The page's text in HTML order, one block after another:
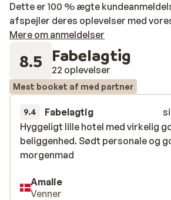
Dette er 100 % ægte
afspejler deres oplevelser med
Mere om anmeldelser
8.5 Fabelagtig
22 oplevelser
Mest booket af med partner
9.4 Fabelagtig
Hyggeligt lille hotel med virkelig
beliggenhed. Sødt personale og
morgenmad
Hyggeligt lille hotel med virkelig
beliggenhed. Sødt personale og
morgenmad
Amalie
Venner